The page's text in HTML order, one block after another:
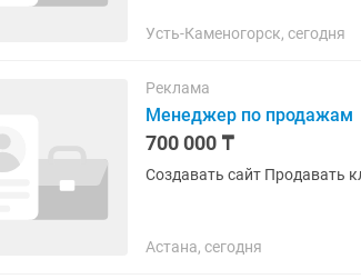
Усть-Каменогорск, сегодня
Реклама
Менеджер по продажам
700 000 ₸
Создавать сайт Продавать
Астана, сегодня